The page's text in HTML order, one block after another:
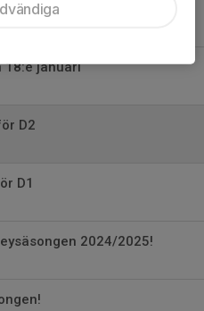
för D1
18:e januari
D2
D1
2024/2025!